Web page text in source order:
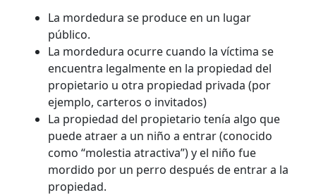
La mordedura se produce en un lugar
público.
La mordedura ocurre cuando la víctima se
encuentra legalmente en la propiedad del
propietario u otra propiedad privada (por
ejemplo, carteros o invitados)
La propiedad del propietario tenía algo que
puede atraer a un niño a entrar (conocido
como “molestia atractiva”) y el niño fue
mordido por un perro después de entrar a la
propiedad.